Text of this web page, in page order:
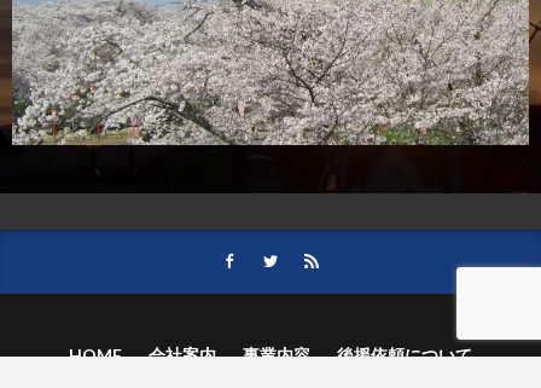
HOME 会社案内 事業内容
後援依頼について